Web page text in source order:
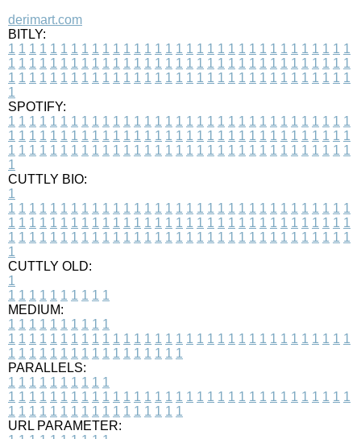
derimart.com
BITLY:
1 1 1 1 1 1 1 1 1 1 1 1 1 1 1 1 1 1 1 1 1 1 1 1 1 1 1 1 1 1 1 1 1
1 1 1 1 1 1 1 1 1 1 1 1 1 1 1 1 1 1 1 1 1 1 1 1 1 1 1 1 1 1 1 1 1
1 1 1 1 1 1 1 1 1 1 1 1 1 1 1 1 1 1 1 1 1 1 1 1 1 1 1 1 1 1 1 1 1
1
SPOTIFY:
1 1 1 1 1 1 1 1 1 1 1 1 1 1 1 1 1 1 1 1 1 1 1 1 1 1 1 1 1 1 1 1 1
1 1 1 1 1 1 1 1 1 1 1 1 1 1 1 1 1 1 1 1 1 1 1 1 1 1 1 1 1 1 1 1 1
1 1 1 1 1 1 1 1 1 1 1 1 1 1 1 1 1 1 1 1 1 1 1 1 1 1 1 1 1 1 1 1 1
1
CUTTLY BIO:
1
1 1 1 1 1 1 1 1 1 1 1 1 1 1 1 1 1 1 1 1 1 1 1 1 1 1 1 1 1 1 1 1 1
1 1 1 1 1 1 1 1 1 1 1 1 1 1 1 1 1 1 1 1 1 1 1 1 1 1 1 1 1 1 1 1 1
1 1 1 1 1 1 1 1 1 1 1 1 1 1 1 1 1 1 1 1 1 1 1 1 1 1 1 1 1 1 1 1 1
1
CUTTLY OLD:
1
1 1 1 1 1 1 1 1 1 1
MEDIUM:
1 1 1 1 1 1 1 1 1 1
1 1 1 1 1 1 1 1 1 1 1 1 1 1 1 1 1 1 1 1 1 1 1 1 1 1 1 1 1 1 1 1 1
1 1 1 1 1 1 1 1 1 1 1 1 1 1 1 1 1
PARALLELS:
1 1 1 1 1 1 1 1 1 1
1 1 1 1 1 1 1 1 1 1 1 1 1 1 1 1 1 1 1 1 1 1 1 1 1 1 1 1 1 1 1 1 1
1 1 1 1 1 1 1 1 1 1 1 1 1 1 1 1 1
URL PARAMETER: